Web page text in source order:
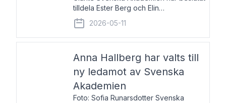
tilldela Ester Berg och Elin
Michaelsdotter Svenska Akademiens
debutantpris för år 2026. Priset är
nyinstiftat och syftar till att lyfta fram
2026-05-11
Anna Hallberg har valts till
ny ledamot av Svenska
Akademien
Foto: Sofia Runarsdotter Svenska